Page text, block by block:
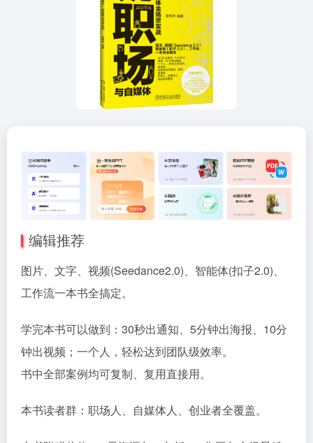
编辑推荐
图片、文字、视频(Seedance2.0)、智能体(扣子2.0)、
工作流一本书全搞定。
学完本书可以做到：30秒出通知、5分钟出海报、10分
钟出视频；一个人，轻松达到团队级效率。
书中全部案例均可复制、复用直接用。
本书读者群：职场人、自媒体人、创业者全覆盖。